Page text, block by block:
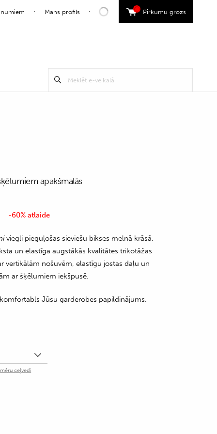
Mans profils Pirkumu grozs
0
Meklēt
apakšmalās
-60% atlaide
viegli pieguļošas sieviešu bikses melnā krāsā.
un elastīga augstākās kvalitātes trikotāžas
vertikālām nošuvēm, elastīgu jostas daļu un
ar šķēlumiem iekšpusē.
Jūsu garderobes papildinājums.
ceļvedi